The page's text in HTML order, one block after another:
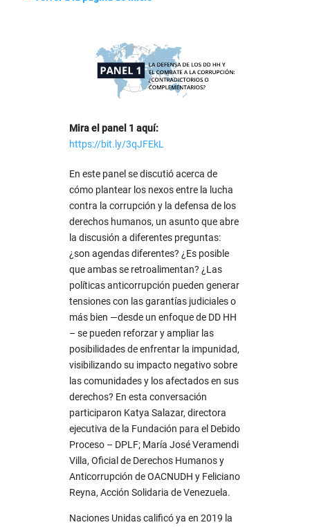
Mira el panel 1 aquí:
https://bit.ly/3qJFEkL
En este panel se discutió acerca de
cómo plantear los nexos entre la lucha
contra la corrupción y la defensa de los
derechos humanos, un asunto que abre
la discusión a diferentes preguntas:
¿son agendas diferentes? ¿Es posible
que ambas se retroalimentan? ¿Las
políticas anticorrupción pueden generar
tensiones con las garantías judiciales o
más bien —desde un enfoque de DD HH
– se pueden reforzar y ampliar las
posibilidades de enfrentar la impunidad,
visibilizando su impacto negativo sobre
las comunidades y los afectados en sus
derechos? En esta conversación
participaron Katya Salazar, directora
ejecutiva de la Fundación para el Debido
Proceso – DPLF; María José Veramendi
Villa, Oficial de Derechos Humanos y
Anticorrupción de OACNUDH y Feliciano
Reyna, Acción Solidaria de Venezuela.
Naciones Unidas calificó ya en 2019 la